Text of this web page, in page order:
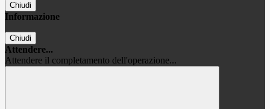
Chiudi
Informazione
Chiudi
Attendere...
Attendere il completamento dell'operazione...